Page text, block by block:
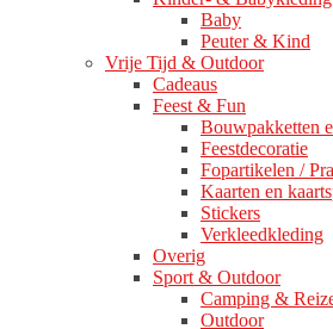
Baby
Peuter & Kind
Vrije Tijd & Outdoor
Cadeaus
Feest & Fun
Bouwpakketten
Feestdecoratie
Fopartikelen /
Kaarten en
Stickers
Verkleedkleding
Overig
Sport & Outdoor
Camping &
Outdoor